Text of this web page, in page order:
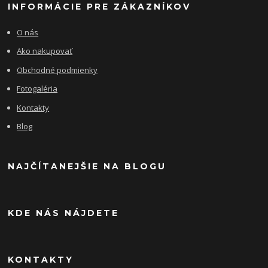
INFORMÁCIE PRE ZÁKAZNÍKOV
O nás
Ako nakupovať
Obchodné podmienky
Fotogaléria
Kontakty
Blog
NAJČÍTANEJŠIE NA BLOGU
KDE NÁS NÁJDETE
KONTAKTY